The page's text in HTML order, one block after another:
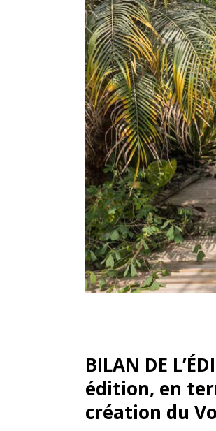
BILAN DE
édition, en
création du